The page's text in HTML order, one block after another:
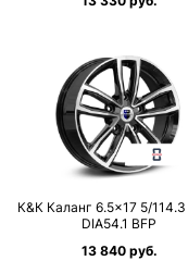
К&К Каланг 6.5×17 5/114.3
DIA54.1 BFP
13 840 руб.